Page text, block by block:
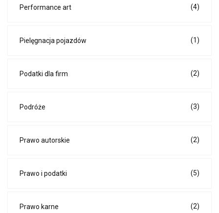
Performance art (4)
Pielęgnacja pojazdów (1)
Podatki dla firm (2)
Podróże (3)
Prawo autorskie (2)
Prawo i podatki (5)
Prawo karne (2)